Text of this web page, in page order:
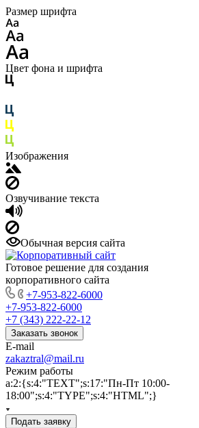
Размер шрифта
Цвет фона и шрифта
Изображения
Озвучивание текста
Обычная версия сайта
Готовое решение для создания
корпоративного сайта
+7-953-822-6000
+7-953-822-6000
+7 (343) 222-22-12
Заказать звонок
E-mail
zakaztral@mail.ru
Режим работы
a:2:{s:4:"TEXT";s:17:"Пн-Пт 10:00-
18:00";s:4:"TYPE";s:4:"HTML";}
Подать заявку